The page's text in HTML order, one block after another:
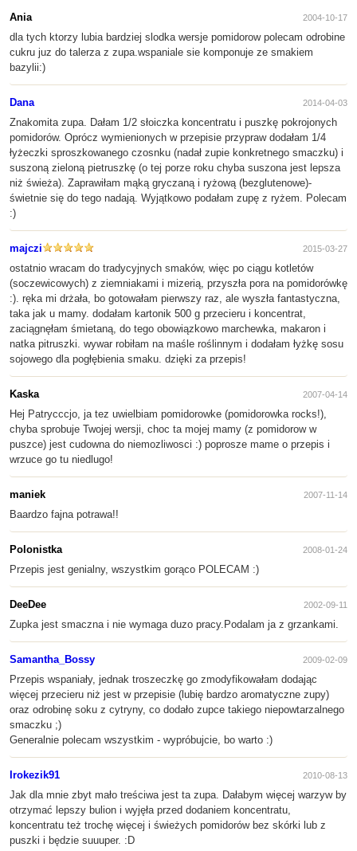
Ania 2004-10-17
dla tych ktorzy lubia bardziej slodka wersje pomidorow polecam odrobine
cukru juz do talerza z zupa.wspaniale sie komponuje ze smakiem
bazylii:)
Dana 2014-04-03
Znakomita zupa. Dałam 1/2 słoiczka koncentratu i puszkę pokrojonych
pomidorów. Oprócz wymienionych w przepisie przypraw dodałam 1/4
łyżeczki sproszkowanego czosnku (nadał zupie konkretnego smaczku) i
suszoną zieloną pietruszkę (o tej porze roku chyba suszona jest lepsza
niż świeża). Zaprawiłam mąką gryczaną i ryżową (bezglutenowe)-
świetnie się do tego nadają. Wyjątkowo podałam zupę z ryżem. Polecam
:)
majczi 2015-03-27
ostatnio wracam do tradycyjnych smaków, więc po ciągu kotletów
(soczewicowych) z ziemniakami i mizerią, przyszła pora na pomidorówkę
:). ręka mi drżała, bo gotowałam pierwszy raz, ale wyszła fantastyczna,
taka jak u mamy. dodałam kartonik 500 g przecieru i koncentrat,
zaciągnęłam śmietaną, do tego obowiązkowo marchewka, makaron i
natka pitruszki. wywar robiłam na maśle roślinnym i dodałam łyżkę sosu
sojowego dla pogłębienia smaku. dzięki za przepis!
Kaska 2007-04-14
Hej Patrycccjo, ja tez uwielbiam pomidorowke (pomidorowka rocks!),
chyba sprobuje Twojej wersji, choc ta mojej mamy (z pomidorow w
puszce) jest cudowna do niemozliwosci :) poprosze mame o przepis i
wrzuce go tu niedlugo!
maniek 2007-11-14
Baardzo fajna potrawa!!
Polonistka 2008-01-24
Przepis jest genialny, wszystkim gorąco POLECAM :)
DeeDee 2002-09-11
Zupka jest smaczna i nie wymaga duzo pracy.Podalam ja z grzankami.
Samantha_Bossy 2009-02-09
Przepis wspaniały, jednak troszeczkę go zmodyfikowałam dodając
więcej przecieru niż jest w przepisie (lubię bardzo aromatyczne zupy)
oraz odrobinę soku z cytryny, co dodało zupce takiego niepowtarzalnego
smaczku ;)
Generalnie polecam wszystkim - wypróbujcie, bo warto :)
Irokezik91 2010-08-13
Jak dla mnie zbyt mało treściwa jest ta zupa. Dałabym więcej warzyw by
otrzymać lepszy bulion i wyjęła przed dodaniem koncentratu,
koncentratu też trochę więcej i świeżych pomidorów bez skórki lub z
puszki i będzie suuuper. :D